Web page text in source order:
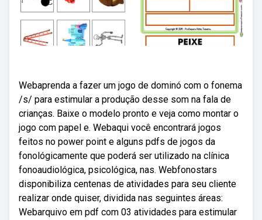
Webaprenda a fazer um jogo de dominó com o fonema
/s/ para estimular a produção desse som na fala de
crianças. Baixe o modelo pronto e veja como montar o
jogo com papel e. Webaqui você encontrará jogos
feitos no power point e alguns pdfs de jogos da
fonológicamente que poderá ser utilizado na clínica
fonoaudiológica, psicológica, nas. Webfonostars
disponibiliza centenas de atividades para seu cliente
realizar onde quiser, dividida nas seguintes áreas:
Webarquivo em pdf com 03 atividades para estimular